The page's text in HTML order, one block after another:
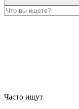
Часто ищут